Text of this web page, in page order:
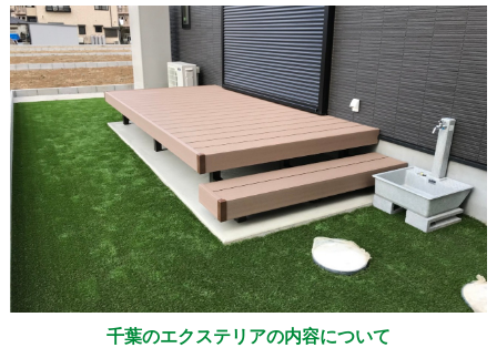
千葉のエクステリアの内容について